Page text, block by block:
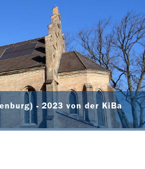
- 2023 von der KiBa